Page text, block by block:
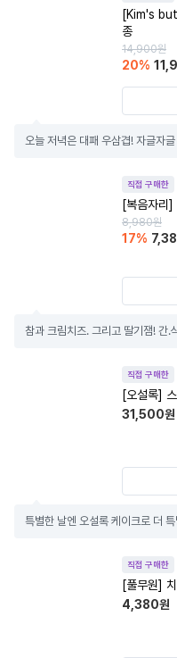
[Kim's
종
14,900원
20%
오늘 저녁은 대패 우삼겹! 자글자
직접 구매한
[복음자리
8,980원
17%
참과 크림치즈. 그리고 딸기잼! 간.
직접 구매한
[오설록]
31,500원
특별한 날엔 오설록 케이크로 더
직접 구매한
[풀무원]
4,380원